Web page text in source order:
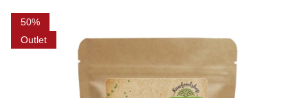
50
Outlet
Produktbilder Cashewnötter Delade Premium RAW 250g